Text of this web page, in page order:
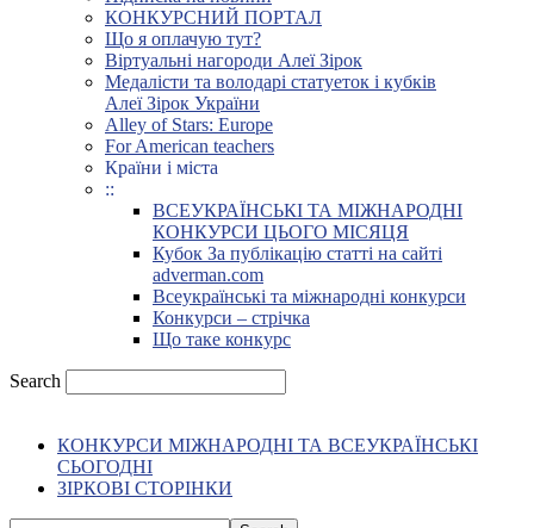
КОНКУРСНИЙ ПОРТАЛ
Що я оплачую тут?
Віртуальні нагороди Алеї Зірок
Медалісти та володарі статуеток і кубків
Алеї Зірок України
Alley of Stars: Europe
For American teachers
Країни і міста
::
ВСЕУКРАЇНСЬКІ ТА МІЖНАРОДНІ
КОНКУРСИ ЦЬОГО МІСЯЦЯ
Кубок За публікацію статті на сайті
adverman.com
Всеукраїнські та міжнародні конкурси
Конкурси – стрічка
Що таке конкурс
Search
КОНКУРСИ МІЖНАРОДНІ ТА ВСЕУКРАЇНСЬКІ
СЬОГОДНІ
ЗІРКОВІ СТОРІНКИ